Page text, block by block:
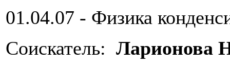
01.04.07 - Физика
Соискатель: Ларионова